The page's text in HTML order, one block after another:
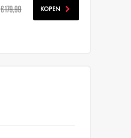
€ 179,99 KOPEN